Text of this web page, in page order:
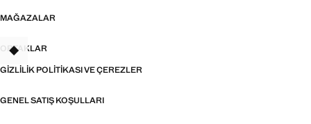
MAĞAZALAR
ORTAKLAR
GIZLILIK POLITIKASI VE ÇEREZLER
GENEL SATIŞ KOŞULLARI